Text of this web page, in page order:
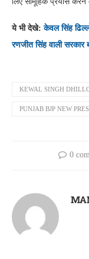
ये भी देखे:केवल सिंह
रणजीत सिंह वाली सरकार
KEWAL SINGH
PUNJAB BJP NEW
0